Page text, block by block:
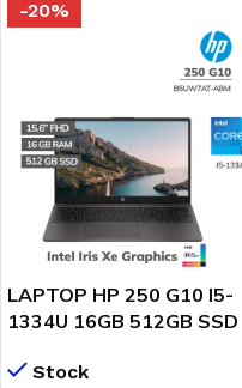
-20%
LAPTOP HP 250 G10 I5-
1334U 16GB 512GB SSD
(B5UW7AT-ABM)
Stock